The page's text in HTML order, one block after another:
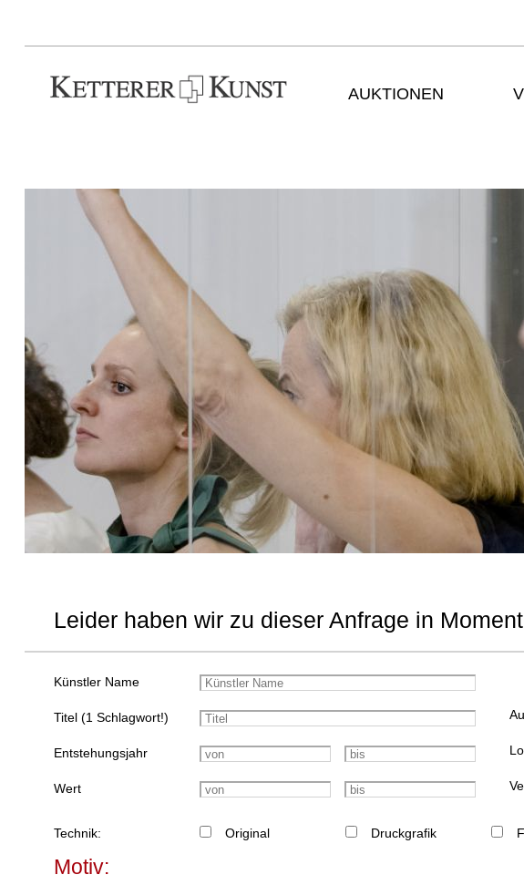
AUKTIONEN
Leider haben wir zu dieser Anfrage in
Künstler Name
Titel (1 Schlagwort!)
Entstehungsjahr
Wert
Technik: Original Druckgrafik
Motiv: